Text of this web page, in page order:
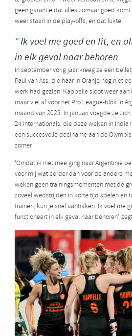
geen garantie dat alles zomaar goed
weer staan in de play-offs, en dat lukte.’
Ik voel me goed en fit, en
in elk geval naar behoren
In september vorig jaar kreeg ze een
Paul van Ass, die haar in Oranje nog niet
werk had gezien. Kappelle sloot weer
maar viel af voor het Pro League-blok in
maand van 2023. In januari voegde ze
24 internationals, die deze weken in India
een succesvolle deelname aan de
zomer.
‘Omdat ik niet mee ging naar Argentinië
voor mij wat eerder dan voor de andere
weken geen trainingsmomenten met de
zoveel wedstrijden in korte tijd spelen en
trainen, kun je snel aanhaken. Ik voel me
functioneert in elk geval naar behoren’,